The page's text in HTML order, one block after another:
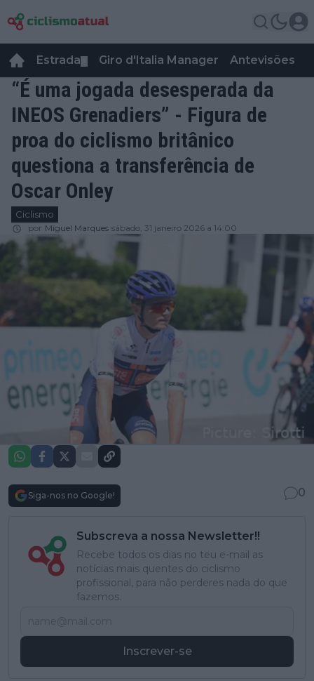
Estrada Giro d'Italia Manager Antevisões
“É uma jogada desesperada da
INEOS Grenadiers” - Figura de
proa do ciclismo britânico
questiona a transferência de
Oscar Onley
Ciclismo
por Miguel Marques sábado, 31 janeiro 2026 a 14:00
Siga-nos no Google! 0
Subscreva a nossa Newsletter!!
Recebe todos os dias no teu e-mail as
notícias mais quentes do ciclismo
profissional, para não perderes nada do que
fazemos.
Inscrever-se